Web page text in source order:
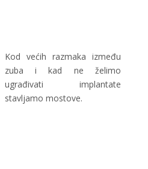
Kod većih razmaka između
zuba i kad ne želimo
ugrađivati implantate
stavljamo mostove.